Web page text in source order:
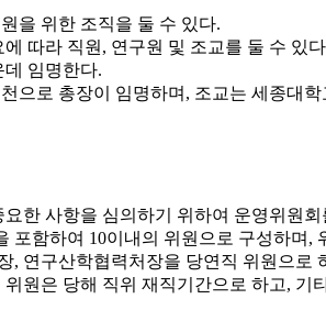
을 위한 조직을 둘 수 있다.
따라 직원, 연구원 및 조교를 둘 수 있
임명한다.
으로 총장이 임명하며, 조교는 세종대
한 사항을 심의하기 위하여 운영위원회
포함하여 10이내의 위원으로 구성하며,
연구산학협력처장을 당연직 위원으로
원은 당해 직위 재직기간으로 하고, 기